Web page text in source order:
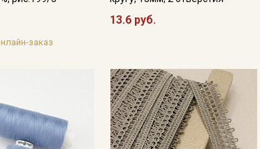
заказ
13.6 руб.